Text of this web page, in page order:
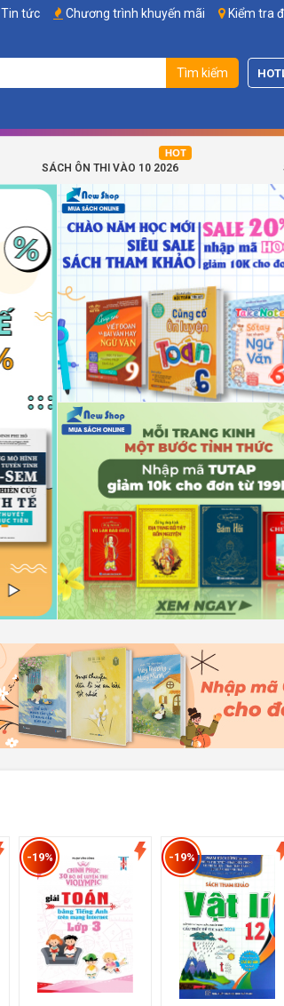
Tin tức Chương trình khuyến mãi Kiểm tra
Tìm kiếm
SÁCH ÔN THI VÀO 10 2026
-19% -19%